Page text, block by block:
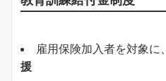
雇用保険加入者を対象に、
援